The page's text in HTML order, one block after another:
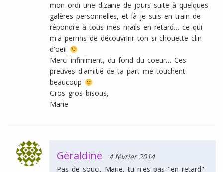
mon ordi une dizaine de jours suite à quelques
galères personnelles, et là je suis en train de
répondre à tous mes mails en retard… ce qui
m'a permis de découvririr ton si chouette clin
d'oeil
Merci infiniment, du fond du coeur… Ces
preuves d'amitié de ta part me touchent
beaucoup
Gros gros bisous,
Marie
Géraldine
4 février 2014
Pas de souci, Marie, tu n'es pas "en retard"